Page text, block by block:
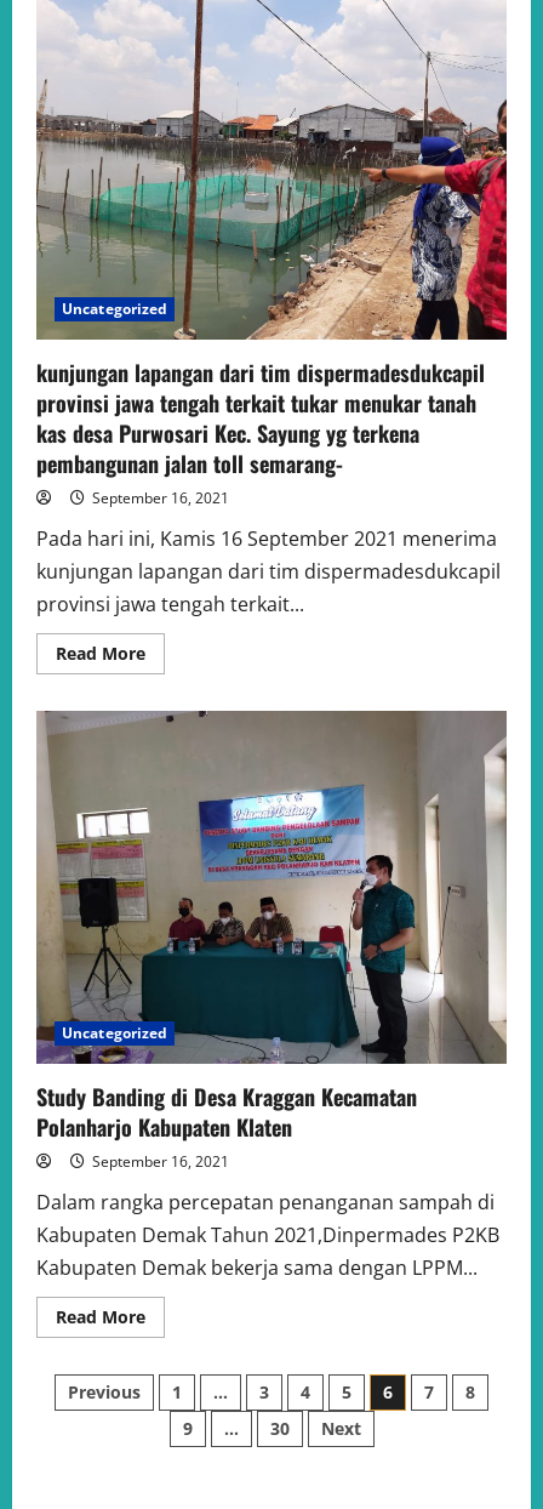
Uncategorized
kunjungan lapangan dari tim dispermadesdukcapil
provinsi jawa tengah terkait tukar menukar tanah
kas desa Purwosari Kec. Sayung yg terkena
pembangunan jalan toll semarang-
September 16, 2021
Pada hari ini, Kamis 16 September 2021 menerima
kunjungan lapangan dari tim dispermadesdukcapil
provinsi jawa tengah terkait...
Read MoreRead
more
lapangan
jawa
tengah
terkait
menukar
tanah
kas
desa
Purwosari
Kec.
pembangunan
jalan
toll
Uncategorized
Study Banding di Desa Kraggan Kecamatan
Polanharjo Kabupaten Klaten
September 16, 2021
Dalam rangka percepatan penanganan sampah di
Kabupaten Demak Tahun 2021,Dinpermades P2KB
Kabupaten Demak bekerja sama dengan LPPM...
Read MoreRead
more
Banding
Desa
Kraggan
Kecamatan
Posts
pagination
Previous 1 … 3 4 5 6 7
8
9
… 30 Next